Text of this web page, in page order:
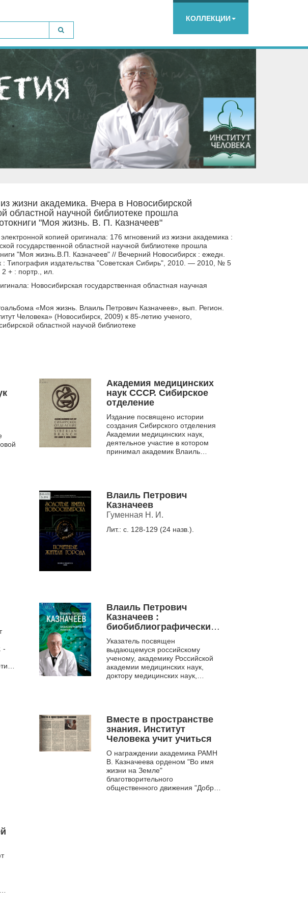
КОЛЛЕКЦИИ
жизни академика. Вчера в Новосибирской
областной научной библиотеке прошла
"Моя жизнь. В. П. Казначеев"
копией оригинала: 176 мгновений из жизни академика :
государственной областной научной библиотеке прошла
"Моя жизнь.В.П. Казначеев" // Вечерний Новосибирск : ежедн.
: Типография издательства "Советская Сибирь", 2010. — 2010, № 5
+ : портр., ил.
Новосибирская государственная областная научная
«Моя жизнь. Влаиль Петрович Казначеев», вып. Регион.
Человека» (Новосибирск, 2009) к 85-летию ученого,
областной научой библиотеке
Академия медицинских
наук СССР. Сибирское
отделение
Издание посвящено истории
создания Сибирского отделения
Академии медицинских наук,
деятельное участие в котором
принимал академик Влаиль
Влаиль Петрович
Казначеев
Гуменная Н. И.
Лит.: с. 128-129 (24 назв.).
-
Влаиль Петрович
Казначеев :
биобиблиографический
указатель
Указатель посвящен
выдающемуся российскому
ученому, академику Российской
академии медицинских наук,
доктору медицинских наук,
Вместе в пространстве
знания. Институт
Человека учит учиться
О награждении академика РАМН
В. Казначеева орденом "Во имя
жизни на Земле"
благотворительного
общественного движения "Добрые